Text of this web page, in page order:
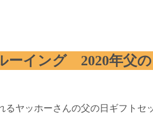
ーイング 2020年父
ヤッホーさんの父の日ギフトセ